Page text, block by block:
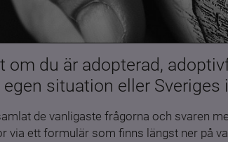
om du är adopterad,
situation eller
de vanligaste frågorna och svaren
via ett formulär som finns längst ner på